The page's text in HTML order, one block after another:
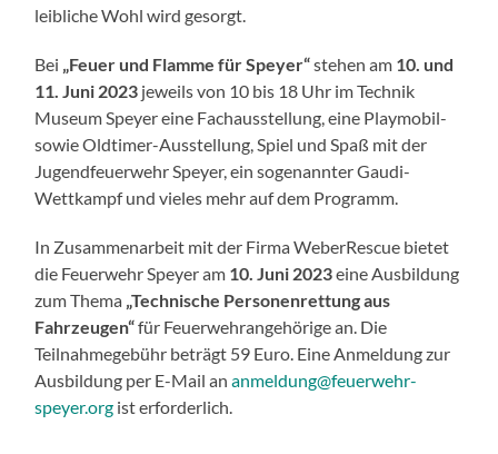
leibliche Wohl wird gesorgt.
Bei „Feuer und Flamme für Speyer“stehen am 10. und
11. Juni 2023 jeweils von 10 bis 18 Uhr im Technik
Museum Speyer eine Fachausstellung, eine Playmobil-
sowie Oldtimer-Ausstellung, Spiel und Spaß mit der
Jugendfeuerwehr Speyer, ein sogenannter Gaudi-
Wettkampf und vieles mehr auf dem Programm.
In Zusammenarbeit mit der Firma WeberRescue bietet
die Feuerwehr Speyer am 10. Juni 2023eine Ausbildung
zum Thema „Technische Personenrettung aus
Fahrzeugen“für Feuerwehrangehörige an. Die
Teilnahmegebühr beträgt 59 Euro. Eine Anmeldung zur
Ausbildung per E-Mail ananmeldung@feuerwehr-
speyer.org ist erforderlich.